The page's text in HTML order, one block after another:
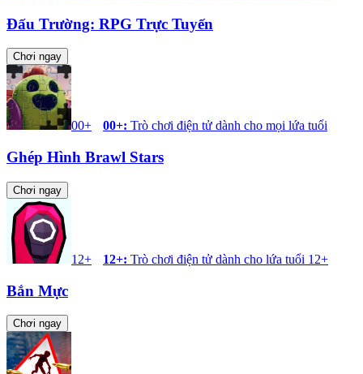
Đấu Trường: RPG Trực Tuyến
Chơi ngay
00+ 00+: Trò chơi điện tử dành cho mọi lứa tuổi
Ghép Hình Brawl Stars
Chơi ngay
12+ 12+: Trò chơi điện tử dành cho lứa tuổi 12+
Bắn Mực
Chơi ngay